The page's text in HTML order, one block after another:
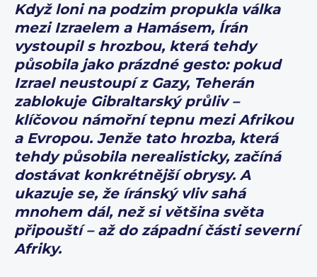
Když loni na podzim propukla válka
mezi Izraelem a Hamásem, Írán
vystoupil s hrozbou, která tehdy
působila jako prázdné gesto: pokud
Izrael neustoupí z Gazy, Teherán
zablokuje Gibraltarský průliv –
klíčovou námořní tepnu mezi Afrikou
a Evropou. Jenže tato hrozba, která
tehdy působila nerealisticky, začíná
dostávat konkrétnější obrysy. A
ukazuje se, že íránský vliv sahá
mnohem dál, než si většina světa
připouští – až do západní části severní
Afriky.